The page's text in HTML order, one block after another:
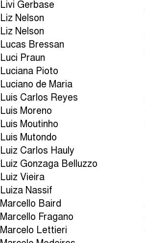
Livi Gerbase
Liz Nelson
Liz Nelson
Lucas Bressan
Luci Praun
Luciana Pioto
Luciano de Maria
Luis Carlos Reyes
Luis Moreno
Luis Moutinho
Luis Mutondo
Luiz Carlos Hauly
Luiz Gonzaga Belluzzo
Luiz Vieira
Luiza Nassif
Marcello Baird
Marcello Fragano
Marcelo Lettieri